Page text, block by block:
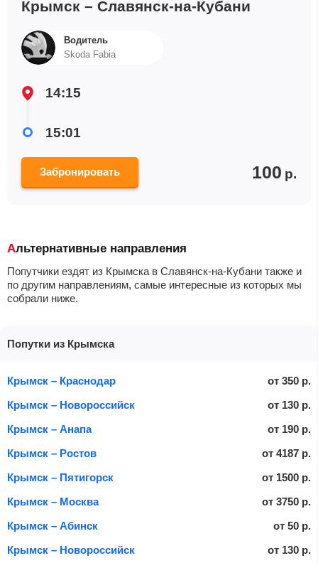
Крымск – Славянск-на-Кубани
Водитель
Skoda Fabia
14:15
15:01
Забронировать 100 р.
Альтернативные направления
Попутчики ездят из Крымска в Славянск-на-Кубани также и
по другим направлениям, самые интересные из которых мы
собрали ниже.
Попутки из Крымска
Крымск – Краснодар от 350 р.
Крымск – Новороссийск
от 130 р.
Крымск – Анапа
от 190 р.
Крымск – Ростов
от 4187 р.
Крымск – Пятигорск
от 1500 р.
Крымск – Москва
от 3750 р.
Крымск – Абинск
от 50 р.
Крымск – Новороссийск
от 130 р.